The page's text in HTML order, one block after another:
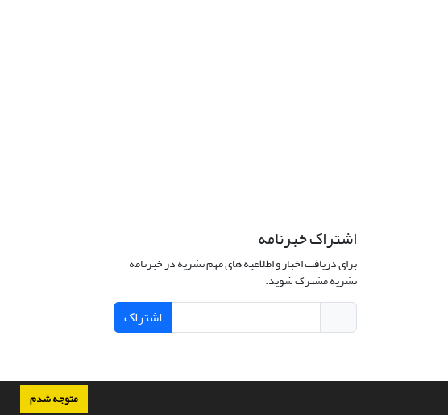
متوجه شدم
اشتراک خبرنامه
برای دریافت اخبار و اطلاعیه های مهم نشریه در خبرنامه
نشریه مشترک شوید.
اشتراک